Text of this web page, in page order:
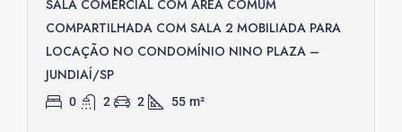
SALA COMERCIAL COM AREA COMUM
COMPARTILHADA COM SALA 2 MOBILIADA PARA
LOCAÇÃO NO CONDOMÍNIO NINO PLAZA –
JUNDIAÍ/SP
0 2 2 55 m²